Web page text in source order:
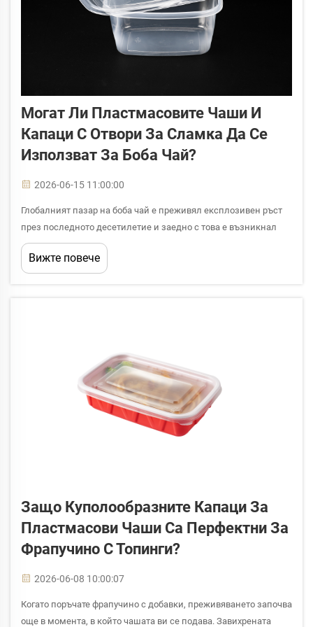
Могат Ли Пластмасовите Чаши И
Капаци С Отвори За Сламка Да Се
Използват За Боба Чай?
2026-06-15 11:00:00
Глобалният пазар на боба чай е преживял експлозивен ръст
през последното десетилетие и заедно с това е възникнал
критичен въпрос за кафенетата, чайниците и операторите в
сферата на храненето: могат ли пластмасовите чаши и капаци
Вижте повече
Защо Куполообразните Капаци За
Пластмасови Чаши Са Перфектни За
Фрапучино С Топинги?
2026-06-08 10:00:07
Когато поръчате фрапучино с добавки, преживяването започва
още в момента, в който чашата ви се подава. Завихрената